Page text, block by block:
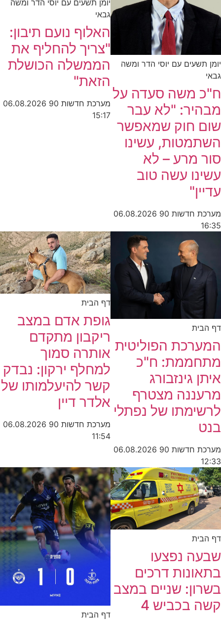
יומן תשעים עם יוסי הדר ומשה
גבאי
ח"כ משה סעדה על
מבהיר: "לא עבר
שום חוק שמאפשר
השתמטות, עשינו
סור מרע – לא
עשינו עשה טוב
עדיין"
מערכת חדשות 90
06.08.2026
16:35
יומן תשעים עם יוסי הדר ומשה
גבאי
האלוף נועם תיבון:
"צריך להחליף את
הממשלה הכושלת
הזאת"
מערכת חדשות 90
06.08.2026
15:17
דף הבית
המערכת הפוליטית
מתחממת: ח"כ
איתן גינזבורג
מרעננה מצטרף
לרשימתו של נפתלי
בנט
מערכת חדשות 90
06.08.2026
12:33
דף הבית
גופת אדם במצב
ריקבון מתקדם
אותרה סמוך
למחלף ירקון: נבדק
קשר להיעלמותו של
אלדר דיין
מערכת חדשות 90
06.08.2026
11:54
דף הבית
שבעה נפצעו
בתאונות דרכים
בשרון: שניים במצב
קשה בכביש 4
דף הבית